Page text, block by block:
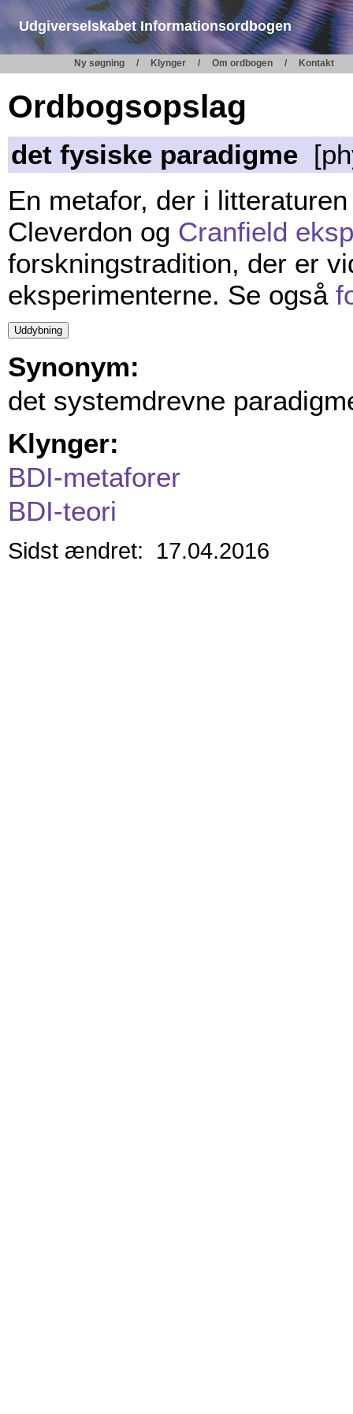
Udgiverselskabet Informationsordbogen
Ny søgning Klynger Om ordbogen Kontakt
Ordbogsopslag
det fysiske paradigme
En metafor, der i
Cleverdon og Cranfield
forskningstradition, der er
eksperimenterne. Se også
Synonym:
det systemdrevne
Klynger:
BDI-metaforer
BDI-teori
Sidst ændret: 17.04.2016